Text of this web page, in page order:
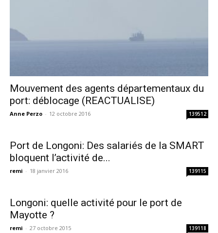
Mouvement des agents départementaux du
port: déblocage (REACTUALISE)
Anne Perzo - 12 octobre 2016 139512
Port de Longoni: Des salariés de la SMART
bloquent l’activité de...
remi - 18 janvier 2016 139115
Longoni: quelle activité pour le port de
Mayotte ?
remi - 27 octobre 2015 139118